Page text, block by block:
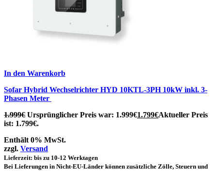
In den Warenkorb
Sofar Hybrid Wechselrichter HYD 10KTL-3PH 10kW inkl. 3-
Phasen Meter
1.999€ Ursprünglicher Preis war: 1.999€1.799€Aktueller Preis
ist: 1.799€.
Enthält 0% MwSt.
zzgl. Versand
Lieferzeit: bis zu 10-12 Werktagen
Bei Lieferungen in Nicht-EU-Länder können zusätzliche Zölle, Steuern und